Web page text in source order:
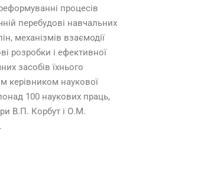
процесів
перебудові навчальних
механізмів взаємодії
розробки і ефективної
засобів їхнього
керівником наукової
100 наукових праць,
В.П. Корбут і О.М.